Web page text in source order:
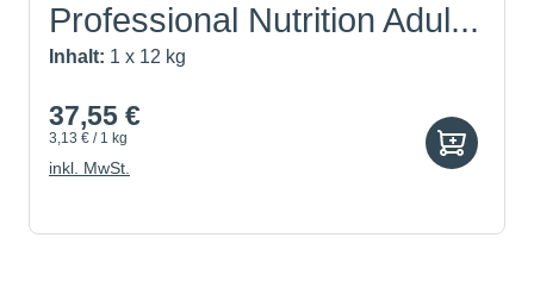
Professional Nutrition Adul...
Inhalt: 1 x 12 kg
37,55 €
3,13 € / 1 kg
inkl. MwSt.